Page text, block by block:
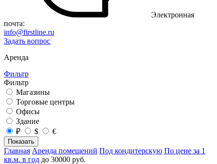
Электронная
почта:
info@firstline.ru
Задать вопрос
Аренда
Фильтр
Фильтр
Магазины
Торговые центры
Офисы
Здание
₽
$ €
Показать
Главная Аренда помещений Под кондитерскую По цене за 1
кв.м. в год до 30000 руб.